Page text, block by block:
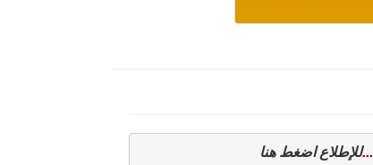
...للإطلاع اضغط هنا